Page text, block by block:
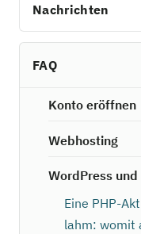
Nachrichten
FAQ
Konto eröffnen
Webhosting
WordPress
Eine PHP-
lahm: womit